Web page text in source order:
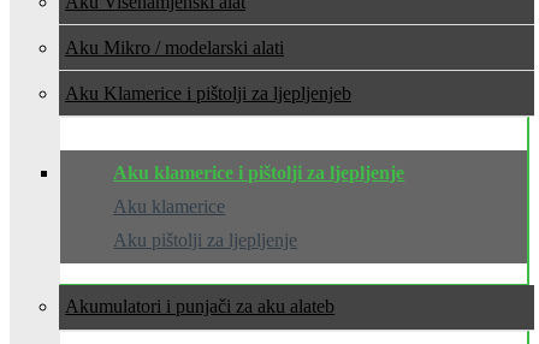
Aku Mikro / modelarski alati
Aku Klamerice i pištolji za ljepljenje
Aku klamerice i pištolji za ljepljenje
Aku klamerice
Aku pištolji za ljepljenje
Akumulatori i punjači za aku alate